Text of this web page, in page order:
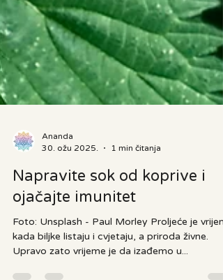
Ananda
30. ožu 2025.
1 min čitanja
Napravite sok od koprive i